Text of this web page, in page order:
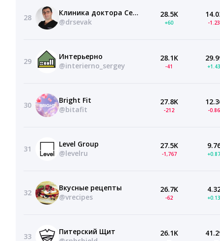
28
Клиника доктора Севака Estetus
@drsevak
28.5K
+60 -
29
Интерьерно
@interierno_sergey
28.1K
-41
30
Bright Fit
@bitafit
27.8K
-212 -
31
Level Group
@levelru
27.5K
-1,767
32
Вкусные рецепты
@vrecipes
26.7K
-62
33
Питерский Щит
26.1K